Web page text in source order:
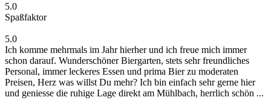
5.0
Spaßfaktor
5.0
Ich komme mehrmals im Jahr hierher und ich freue mich immer
schon darauf. Wunderschöner Biergarten, stets sehr freundliches
Personal, immer leckeres Essen und prima Bier zu moderaten
Preisen, Herz was willst Du mehr? Ich bin einfach sehr gerne hier
und geniesse die ruhige Lage direkt am Mühlbach, herrlich schön ...